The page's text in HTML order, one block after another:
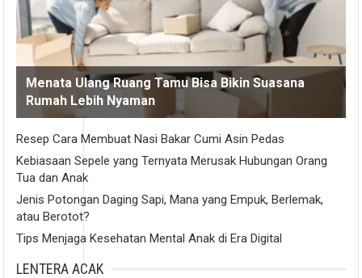
Menata Ulang Ruang Tamu Bisa Bikin Suasana
Rumah Lebih Nyaman
Resep Cara Membuat Nasi Bakar Cumi Asin Pedas
Kebiasaan Sepele yang Ternyata Merusak Hubungan Orang
Tua dan Anak
Jenis Potongan Daging Sapi, Mana yang Empuk, Berlemak,
atau Berotot?
Tips Menjaga Kesehatan Mental Anak di Era Digital
LENTERA ACAK